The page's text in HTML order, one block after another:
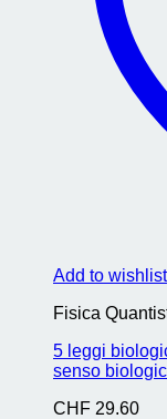
Add to wishlist
Fisica
5 leggi
senso
CHF 29.60